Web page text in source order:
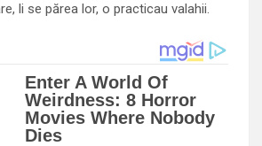
li se părea lor, o practicau valahii.